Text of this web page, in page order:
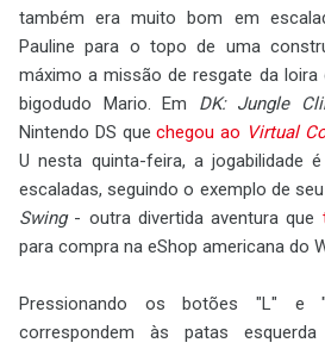
também era muito bom em
Pauline para o topo de uma
máximo a missão de resgate da loira
bigodudo Mario. Em DK: Jungle
Nintendo DS quechegou ao Virtual
U nesta quinta-feira, a jogabilidade
escaladas, seguindo o exemplo de
Swing- outra divertida aventura que
para compra na eShop americana do
Pressionando os botões "L" e
correspondem às patas